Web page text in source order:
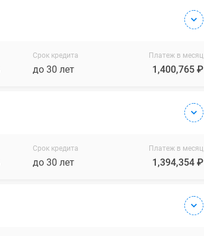
Срок кредита
до 30 лет
Платеж в месяц
1,400,765 ₽
Срок кредита
до 30 лет
Платеж в месяц
1,394,354 ₽